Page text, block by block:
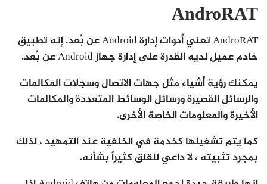
AndroRAT
AndroRAT تعني أدوات إدارة Android عن بُعد. إنه تطبيق
خادم عميل لديه القدرة على إدارة جهاز Android عن بُعد.
يمكنك رؤية أشياء مثل جهات الاتصال وسجلات المكالمات
والرسائل القصيرة ورسائل الوسائط المتعددة والمكالمات
الأخيرة والمعلومات الخاصة الأخرى.
كما يتم تشغيلها كخدمة في الخلفية عند التمهيد ، لذلك
بمجرد تثبيته ، لا داعي للقلق كثيراً بشأنه.